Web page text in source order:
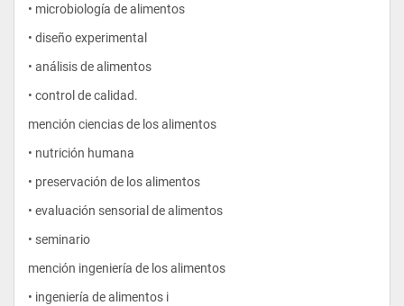
4. contribuir al mejoramiento tecnológico de industrias
alimenticias rurales y/o artesanales.
• microbiología de alimentos
• diseño experimental
• análisis de alimentos
• control de calidad.
mención ciencias de los alimentos
• nutrición humana
• preservación de los alimentos
• evaluación sensorial de alimentos
• seminario
mención ingeniería de los alimentos
• ingeniería de alimentos i